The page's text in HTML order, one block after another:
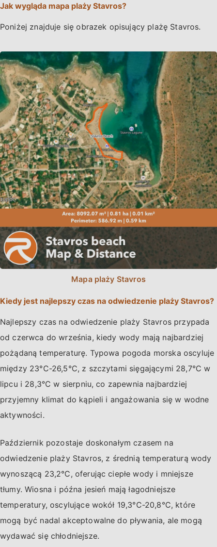
Jak wygląda mapa plaży Stavros?
Poniżej znajduje się obrazek opisujący plażę Stavros.
Mapa plaży Stavros
Kiedy jest najlepszy czas na odwiedzenie plaży Stavros?
Najlepszy czas na odwiedzenie plaży Stavros przypada
od czerwca do września, kiedy wody mają najbardziej
pożądaną temperaturę. Typowa pogoda morska oscyluje
między 23°C-26,5°C, z szczytami sięgającymi 28,7°C w
lipcu i 28,3°C w sierpniu, co zapewnia najbardziej
przyjemny klimat do kąpieli i angażowania się w wodne
aktywności.
Październik pozostaje doskonałym czasem na
odwiedzenie plaży Stavros, z średnią temperaturą wody
wynoszącą 23,2°C, oferując ciepłe wody i mniejsze
tłumy. Wiosna i późna jesień mają łagodniejsze
temperatury, oscylujące wokół 19,3°C-20,8°C, które
mogą być nadal akceptowalne do pływania, ale mogą
wydawać się chłodniejsze.